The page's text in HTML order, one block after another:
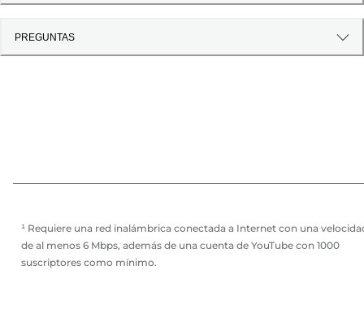
PREGUNTAS
¹ Requiere una red inalámbrica conectada a Internet con una
de al menos 6 Mbps, además de una cuenta de YouTube con 1000
suscriptores como mínimo.